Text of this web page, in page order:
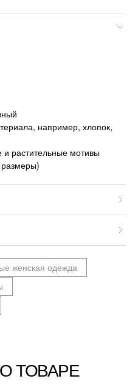
например, хлопок,
и растительные мотивы
женская одежда
ТОВАРЕ